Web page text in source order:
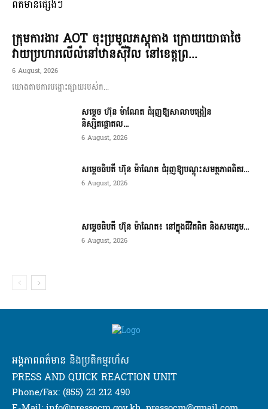
ពត៌មានផ្សេងៗ
ក្រុមការងារ AOT ចុះប្រមូលភស្តុតាង ក្រោយយោធាថៃ
វាយប្រហារលើលំនៅឋានស៊ីវិល នៅខេត្តព្រ...
6 August, 2026
យោងតាមការបង្ហោះផ្សាយរបស់ក...
សម្តេច ហ៊ុន ម៉ាណែត ជំរុញឱ្យសាលាបង្រៀន
និស្សិតផ្តោតល...
6 August, 2026
សម្តេចធិបតី ហ៊ុន ម៉ាណែត ជំរុញឱ្យបណ្តុះសមត្ថភាពពិតរ...
6 August, 2026
សម្តេចធិបតី ហ៊ុន ម៉ាណែត៖ នៅក្នុងជីវិតពិត និងសមរភូម...
6 August, 2026
អង្គភាពពត៌មាន និងប្រតិកម្មរហ័ស
PRESS AND QUICK REACTION UNIT
Phone/Fax: (855) 23 212 490